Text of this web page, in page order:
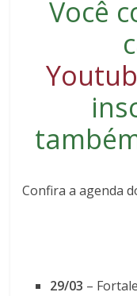
Você
Confira a agenda
29/03 –